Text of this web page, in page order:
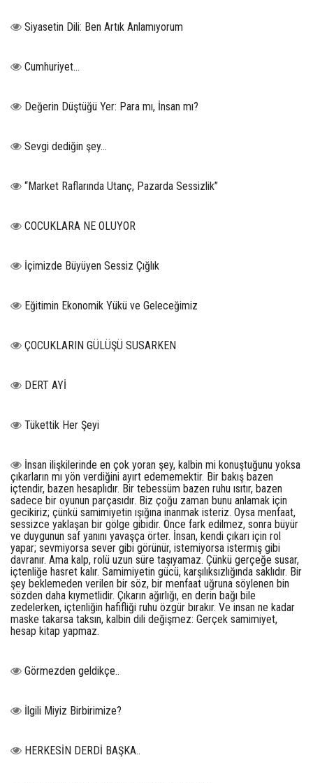
Siyasetin Dili: Ben Artık Anlamıyorum
Cumhuriyet…
Değerin Düştüğü Yer: Para mı, İnsan mı?
Sevgi dediğin şey…
“Market Raflarında Utanç, Pazarda Sessizlik”
COCUKLARA NE OLUYOR
İçimizde Büyüyen Sessiz Çığlık
Eğitimin Ekonomik Yükü ve Geleceğimiz
ÇOCUKLARIN GÜLÜŞÜ SUSARKEN
DERT AYİ
Tükettik Her Şeyi
İnsan ilişkilerinde en çok yoran şey, kalbin mi konuştuğunu yoksa
çıkarların mı yön verdiğini ayırt edememektir. Bir bakış bazen
içtendir, bazen hesaplıdır. Bir tebessüm bazen ruhu ısıtır, bazen
sadece bir oyunun parçasıdır. Biz çoğu zaman bunu anlamak için
gecikiriz; çünkü samimiyetin ışığına inanmak isteriz. Oysa menfaat,
sessizce yaklaşan bir gölge gibidir. Önce fark edilmez, sonra büyür
ve duygunun saf yanını yavaşça örter. İnsan, kendi çıkarı için rol
yapar; sevmiyorsa sever gibi görünür, istemiyorsa istermiş gibi
davranır. Ama kalp, rolü uzun süre taşıyamaz. Çünkü gerçeğe susar,
içtenliğe hasret kalır. Samimiyetin gücü, karşılıksızlığında saklıdır. Bir
şey beklemeden verilen bir söz, bir menfaat uğruna söylenen bin
sözden daha kıymetlidir. Çıkarın ağırlığı, en derin bağı bile
zedelerken, içtenliğin hafifliği ruhu özgür bırakır. Ve insan ne kadar
maske takarsa taksın, kalbin dili değişmez: Gerçek samimiyet,
hesap kitap yapmaz.
Görmezden geldikçe..
İlgili Miyiz Birbirimize?
HERKESİN DERDİ BAŞKA..